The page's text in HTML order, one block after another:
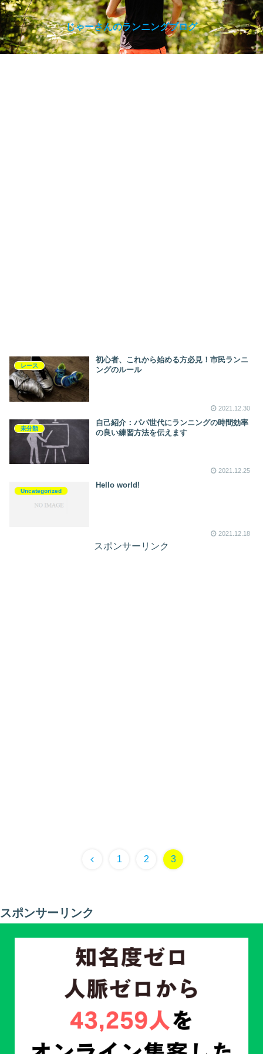
じゃーさんのランニングブログ
レース
初心者、これから始める方必見！市民ランニ
ングのルール
2021.12.30
未分類
自己紹介：パパ世代にランニングの時間効率
の良い練習方法を伝えます
2021.12.25
Uncategorized
Hello world!
2021.12.18
スポンサーリンク
1 2 3
スポンサーリンク